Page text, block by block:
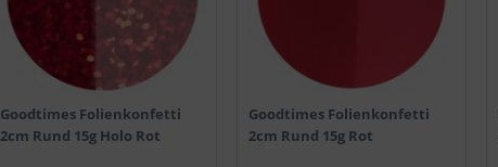
Goodtimes Folienkonfetti
2cm Rund 15g Holo Rot
Goodtimes Folienkonfetti
2cm Rund 15g Rot